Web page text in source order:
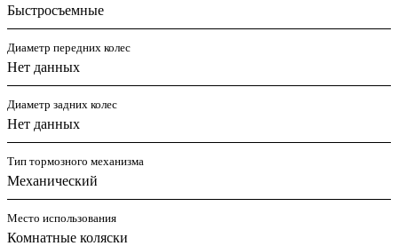
Быстросъемные
Диаметр передних колес
Нет данных
Диаметр задних колес
Нет данных
Тип тормозного механизма
Механический
Место использования
Комнатные коляски